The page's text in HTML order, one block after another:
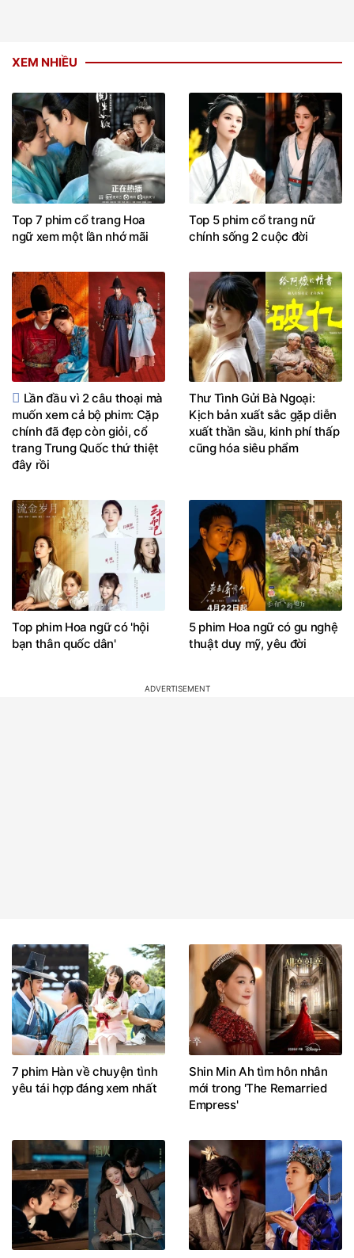
XEM NHIỀU
Top 7 phim cổ trang Hoa
ngữ xem một lần nhớ mãi
Top 5 phim cổ trang nữ
chính sống 2 cuộc đời
Lần đầu vì 2 câu thoại mà
muốn xem cả bộ phim: Cặp
chính đã đẹp còn giỏi, cổ
trang Trung Quốc thứ thiệt
đây rồi
Thư Tình Gửi Bà Ngoại:
Kịch bản xuất sắc gặp diễn
xuất thần sầu, kinh phí thấp
cũng hóa siêu phẩm
Top phim Hoa ngữ có 'hội
bạn thân quốc dân'
5 phim Hoa ngữ có gu nghệ
thuật duy mỹ, yêu đời
7 phim Hàn về chuyện tình
yêu tái hợp đáng xem nhất
Shin Min Ah tìm hôn nhân
mới trong 'The Remarried
Empress'